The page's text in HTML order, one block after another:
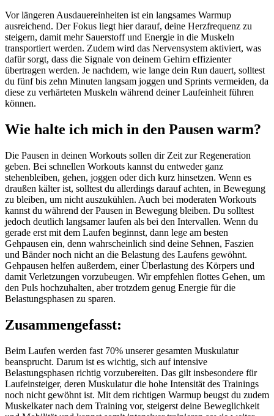
Vor längeren Ausdauereinheiten ist ein langsames Warmup
ausreichend. Der Fokus liegt hier darauf, deine Herzfrequenz zu
steigern, damit mehr Sauerstoff und Energie in die Muskeln
transportiert werden. Zudem wird das Nervensystem aktiviert, was
dafür sorgt, dass die Signale von deinem Gehirn effizienter
übertragen werden. Je nachdem, wie lange dein Run dauert, solltest
du fünf bis zehn Minuten langsam joggen und Sprints vermeiden, da
diese zu verhärteten Muskeln während deiner Laufeinheit führen
können.
Wie halte ich mich in den Pausen warm?
Die Pausen in deinen Workouts sollen dir Zeit zur Regeneration
geben. Bei schnellen Workouts kannst du entweder ganz
stehenbleiben, gehen, joggen oder dich kurz hinsetzen. Wenn es
draußen kälter ist, solltest du allerdings darauf achten, in Bewegung
zu bleiben, um nicht auszukühlen. Auch bei moderaten Workouts
kannst du während der Pausen in Bewegung bleiben. Du solltest
jedoch deutlich langsamer laufen als bei den Intervallen. Wenn du
gerade erst mit dem Laufen beginnst, dann lege am besten
Gehpausen ein, denn wahrscheinlich sind deine Sehnen, Faszien
und Bänder noch nicht an die Belastung des Laufens gewöhnt.
Gehpausen helfen außerdem, einer Überlastung des Körpers und
damit Verletzungen vorzubeugen. Wir empfehlen flottes Gehen, um
den Puls hochzuhalten, aber trotzdem genug Energie für die
Belastungsphasen zu sparen.
Zusammengefasst:
Beim Laufen werden fast 70% unserer gesamten Muskulatur
beansprucht. Darum ist es wichtig, sich auf intensive
Belastungsphasen richtig vorzubereiten. Das gilt insbesondere für
Laufeinsteiger, deren Muskulatur die hohe Intensität des Trainings
noch nicht gewöhnt ist. Mit dem richtigen Warmup beugst du zudem
Muskelkater nach dem Training vor, steigerst deine Beweglichkeit